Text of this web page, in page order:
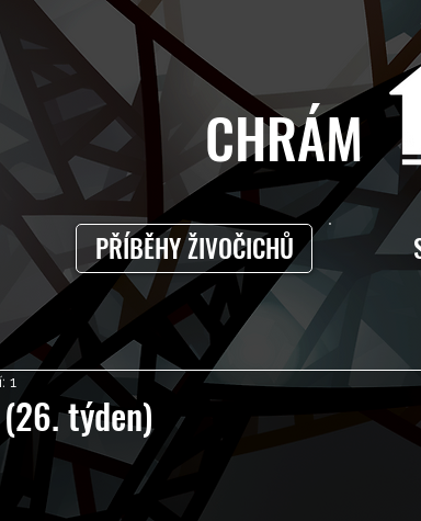
PŘÍBĚHY ŽIVOČICHŮ
týden)
1